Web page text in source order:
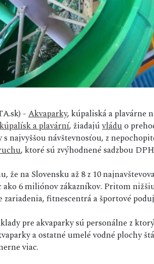
-Akvaparky, kúpaliská a plavárne
a plavární, žiadajúvláduo
najvyššou návštevnosťou, z
, ktoré sú zvýhodnené sadzbou
že na Slovensku až 8 z 10
6 miliónov zákazníkov. Pritom
zariadenia, fitnescentrá a športové
pre akvaparky sú personálne z
a ostatné umelé vodné plochy
viac.